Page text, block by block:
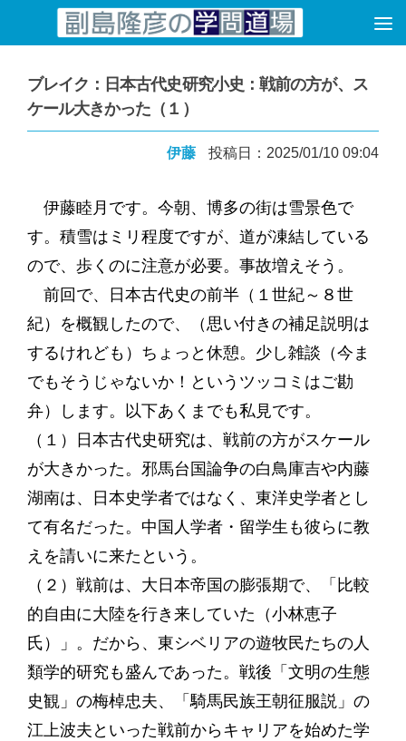
コンテンツへスキップ
ブレイク：日本古代史研究小史：戦前の方が、ス
ケール大きかった（１）
伊藤 投稿日：2025/01/10 09:04
伊藤睦月です。今朝、博多の街は雪景色で
す。積雪はミリ程度ですが、道が凍結している
ので、歩くのに注意が必要。事故増えそう。
前回で、日本古代史の前半（１世紀～８世
紀）を概観したので、（思い付きの補足説明は
するけれども）ちょっと休憩。少し雑談（今ま
でもそうじゃないか！というツッコミはご勘
弁）します。以下あくまでも私見です。
（１）日本古代史研究は、戦前の方がスケール
が大きかった。邪馬台国論争の白鳥庫吉や内藤
湖南は、日本史学者ではなく、東洋史学者とし
て有名だった。中国人学者・留学生も彼らに教
えを請いに来たという。
（２）戦前は、大日本帝国の膨張期で、「比較
的自由に大陸を行き来していた（小林恵子
氏）」。だから、東シベリアの遊牧民たちの人
類学的研究も盛んであった。戦後「文明の生態
史観」の梅棹忠夫、「騎馬民族王朝征服説」の
江上波夫といった戦前からキャリアを始めた学